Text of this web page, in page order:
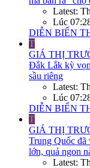
Latest:
Lúc
DIỄN BIẾN
T
GIÁ THỊ
Đắk Lắk kỳ
sầu riêng
Latest:
Lúc
DIỄN BIẾN
T
GIÁ THỊ
Trung Quốc
lớn, quả ngon
Latest: